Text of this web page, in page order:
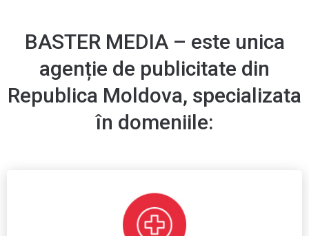
BASTER MEDIA – este unica
agenție de publicitate din
Republica Moldova, specializata
în domeniile: